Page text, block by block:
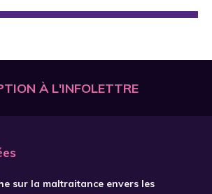
À L'INFOLETTRE
sur la maltraitance envers les